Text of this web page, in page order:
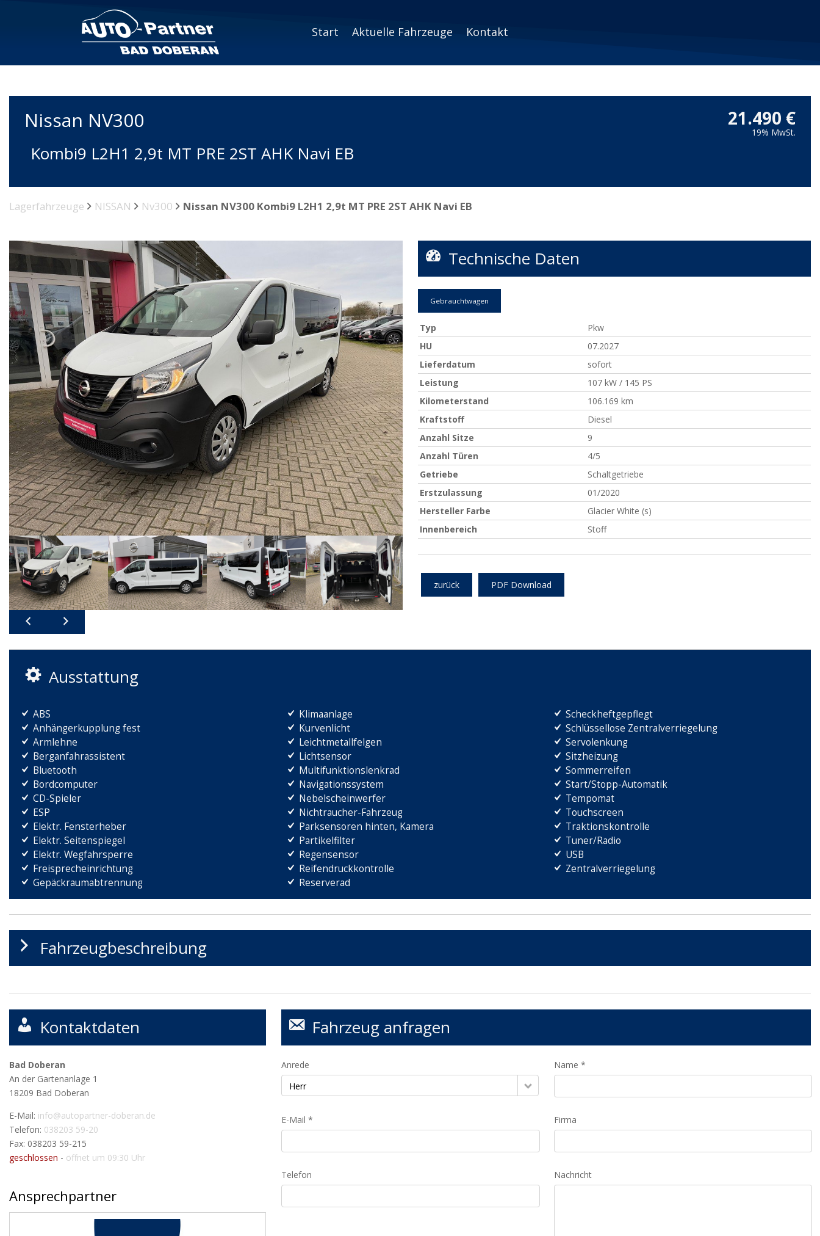
Start Aktuelle Fahrzeuge Kontakt
Nissan NV300
Kombi9 L2H1 2,9t MT PRE 2ST AHK Navi EB
21.490 €
19% MwSt.
Lagerfahrzeuge NISSAN Nv300 Nissan NV300 Kombi9 L2H1 2,9t MT PRE 2ST AHK Navi EB
Technische Daten
Gebrauchtwagen
Typ
Pkw
HU
07.2027
Lieferdatum
sofort
Leistung
107 kW / 145 PS
Kilometerstand
106.169 km
Kraftstoff
Diesel
Anzahl Sitze
9
Anzahl Türen
4/5
Getriebe
Schaltgetriebe
Erstzulassung
01/2020
Hersteller Farbe
Glacier White (s)
Innenbereich
Stoff
zurück PDF Download
Ausstattung
ABS
Anhängerkupplung fest
Armlehne
Berganfahrassistent
Bluetooth
Bordcomputer
CD-Spieler
ESP
Elektr. Fensterheber
Elektr. Seitenspiegel
Elektr. Wegfahrsperre
Freisprecheinrichtung
Gepäckraumabtrennung
Klimaanlage
Kurvenlicht
Leichtmetallfelgen
Lichtsensor
Multifunktionslenkrad
Navigationssystem
Nebelscheinwerfer
Nichtraucher-Fahrzeug
Parksensoren hinten, Kamera
Partikelfilter
Regensensor
Reifendruckkontrolle
Reserverad
Scheckheftgepflegt
Schlüssellose Zentralverriegelung
Servolenkung
Sitzheizung
Sommerreifen
Start/Stopp-Automatik
Tempomat
Touchscreen
Traktionskontrolle
Tuner/Radio
USB
Zentralverriegelung
Fahrzeugbeschreibung
Kontaktdaten
Bad Doberan
An der Gartenanlage 1
18209 Bad Doberan
E-Mail: info@autopartner-doberan.de
Telefon: 038203 59-20
Fax: 038203 59-215
geschlossen - öffnet um 09:30 Uhr
Ansprechpartner
Fahrzeug anfragen
Anrede
Herr
Name *
E-Mail * Firma
Telefon Nachricht